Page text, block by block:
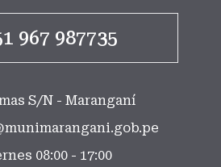
967 987735
S/N - Maranganí
08:00 - 17:00